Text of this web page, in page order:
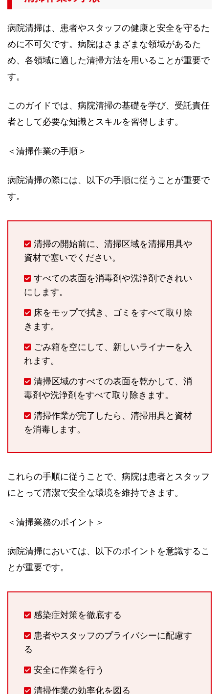
病院清掃は、患者やスタッフの健康と安全を守るた
めに不可欠です。病院はさまざまな領域があるた
め、各領域に適した清掃方法を用いることが重要で
す。
このガイドでは、病院清掃の基礎を学び、受託責任
者として必要な知識とスキルを習得します。
＜清掃作業の手順＞
病院清掃の際には、以下の手順に従うことが重要で
す。
清掃の開始前に、清掃区域を清掃用具や
資材で塞いでください。
すべての表面を消毒剤や洗浄剤できれい
にします。
床をモップで拭き、ゴミをすべて取り除
きます。
ごみ箱を空にして、新しいライナーを入
れます。
清掃区域のすべての表面を乾かして、消
毒剤や洗浄剤をすべて取り除きます。
清掃作業が完了したら、清掃用具と資材
を消毒します。
これらの手順に従うことで、病院は患者とスタッフ
にとって清潔で安全な環境を維持できます。
＜清掃業務のポイント＞
病院清掃においては、以下のポイントを意識するこ
とが重要です。
感染症対策を徹底する
患者やスタッフのプライバシーに配慮す
る
安全に作業を行う
清掃作業の効率化を図る